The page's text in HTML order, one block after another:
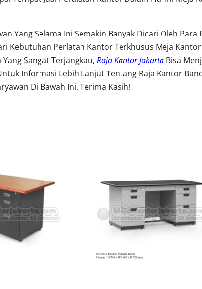
Yang Selama Ini Semakin Banyak Dicari Oleh
Kebutuhan Perlatan Kantor Terkhusus Meja
Sangat Terjangkau, Raja Kantor Jakarta Bisa
Informasi Lebih Lanjut Tentang Raja Kantor
Di Bawah Ini. Terima Kasih!